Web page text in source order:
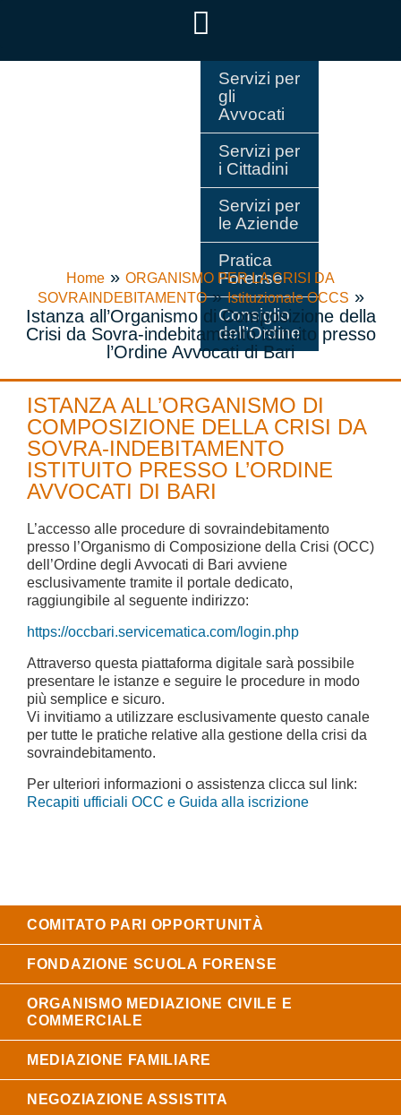
Servizi per
gli
Avvocati
Servizi per
i Cittadini
Servizi per
le Aziende
Pratica
Forense
Consiglio
dell’Ordine
Home » ORGANISMO PER LA CRISI DA
SOVRAINDEBITAMENTO»Istituzionale OCCS »
Istanza all’Organismo di Composizione della
Crisi da Sovra-indebitamento istituito presso
l’Ordine Avvocati di Bari
ISTANZA ALL’ORGANISMO DI
COMPOSIZIONE DELLA CRISI DA
SOVRA-INDEBITAMENTO
ISTITUITO PRESSO L’ORDINE
AVVOCATI DI BARI
L’accesso alle procedure di sovraindebitamento
presso l’Organismo di Composizione della Crisi (OCC)
dell’Ordine degli Avvocati di Bari avviene
esclusivamente tramite il portale dedicato,
raggiungibile al seguente indirizzo:
https://occbari.servicematica.com/login.php
Attraverso questa piattaforma digitale sarà possibile
presentare le istanze e seguire le procedure in modo
più semplice e sicuro.
Vi invitiamo a utilizzare esclusivamente questo canale
per tutte le pratiche relative alla gestione della crisi da
sovraindebitamento.
Per ulteriori informazioni o assistenza clicca sul link:
Recapiti ufficiali OCC e Guida alla iscrizione
COMITATO PARI OPPORTUNITÀ
FONDAZIONE SCUOLA FORENSE
ORGANISMO MEDIAZIONE CIVILE E
COMMERCIALE
MEDIAZIONE FAMILIARE
NEGOZIAZIONE ASSISTITA